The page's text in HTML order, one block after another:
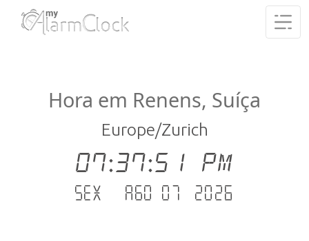
Hora em Renens, Suíça
Europe/Zurich
07:37:51 PM
Sex - Ago 07 .2026